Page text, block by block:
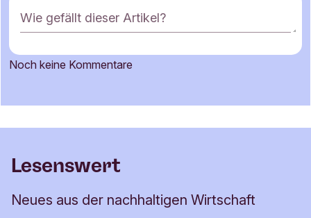
K
o
m
t
o
m
Wie gefällt dieser Artikel?
Noch keine Kommentare
Lesenswert
Neues aus der nachhaltigen Wirtschaft